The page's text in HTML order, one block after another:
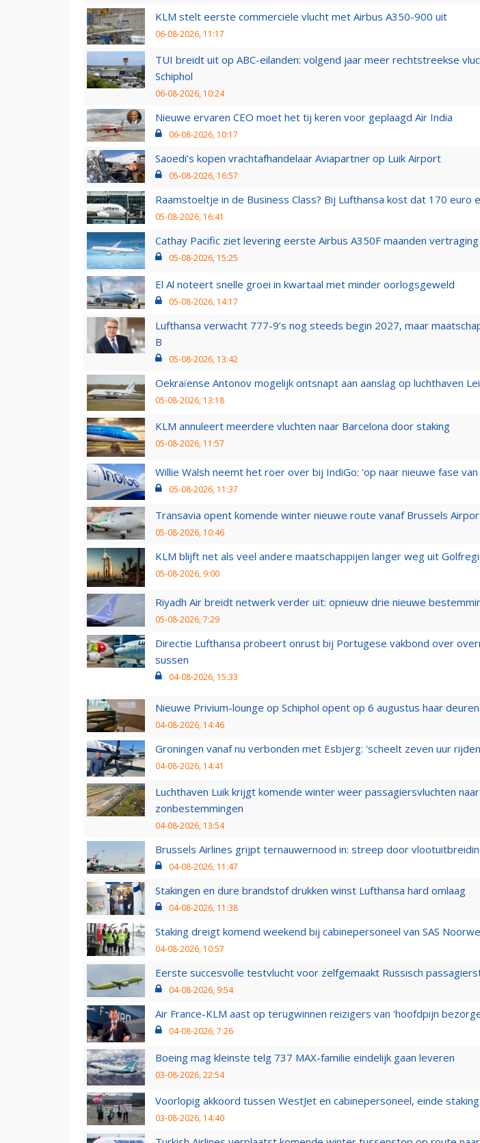
KLM stelt eerste commerciële vlucht met Airbus A350-900 uit
06-08-2026, 11:17
TUI breidt uit op ABC-eilanden: volgend jaar meer rechtstreekse
Schiphol
06-08-2026, 10:24
Nieuwe ervaren CEO moet het tij keren voor geplaagd Air India
06-08-2026, 10:17
Saoedi’s kopen vrachtafhandelaar Aviapartner op Luik Airport
05-08-2026, 16:57
Raamstoeltje in de Business Class? Bij Lufthansa kost dat 170 euro
05-08-2026, 16:41
Cathay Pacific ziet levering eerste Airbus A350F maanden
05-08-2026, 15:25
El Al noteert snelle groei in kwartaal met minder oorlogsgeweld
05-08-2026, 14:17
Lufthansa verwacht 777-9’s nog steeds begin 2027, maar
B
05-08-2026, 13:42
Oekraïense Antonov mogelijk ontsnapt aan aanslag op luchthaven
05-08-2026, 13:18
KLM annuleert meerdere vluchten naar Barcelona door staking
05-08-2026, 11:57
Willie Walsh neemt het roer over bij IndiGo: 'op naar nieuwe fase
05-08-2026, 11:37
Transavia opent komende winter nieuwe route vanaf Brussels
05-08-2026, 10:46
KLM blijft net als veel andere maatschappijen langer weg uit
05-08-2026, 9:00
Riyadh Air breidt netwerk verder uit: opnieuw drie nieuwe
05-08-2026, 7:29
Directie Lufthansa probeert onrust bij Portugese vakbond over
sussen
04-08-2026, 15:33
Nieuwe Privium-lounge op Schiphol opent op 6 augustus haar deuren
04-08-2026, 14:46
Groningen vanaf nu verbonden met Esbjerg: 'scheelt zeven uur
04-08-2026, 14:41
Luchthaven Luik krijgt komende winter weer passagiersvluchten naar
zonbestemmingen
04-08-2026, 13:54
Brussels Airlines grijpt ternauwernood in: streep door
04-08-2026, 11:47
Stakingen en dure brandstof drukken winst Lufthansa hard omlaag
04-08-2026, 11:38
Staking dreigt komend weekend bij cabinepersoneel van SAS
04-08-2026, 10:57
Eerste succesvolle testvlucht voor zelfgemaakt Russisch
04-08-2026, 9:54
Air France-KLM aast op terugwinnen reizigers van ‘hoofdpijn
04-08-2026, 7:26
Boeing mag kleinste telg 737 MAX-familie eindelijk gaan leveren
03-08-2026, 22:54
Voorlopig akkoord tussen WestJet en cabinepersoneel, einde
03-08-2026, 14:40